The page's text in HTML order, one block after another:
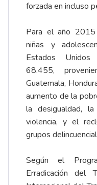
forzada en incluso
Para el año
niñas y
Estados
68.455,
Guatemala,
aumento de la
la desigualdad,
violencia, y el
grupos
Según el
Erradicación del